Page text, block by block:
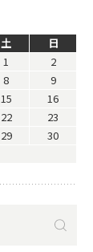
土
日
1
2
8
9
15
16
22
23
29
30